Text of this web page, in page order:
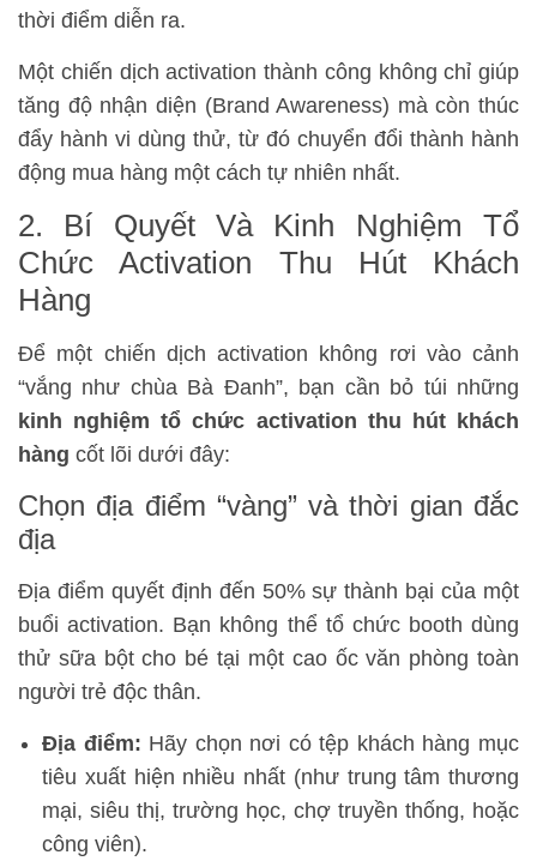
thời điểm diễn ra.
Một chiến dịch activation thành công không chỉ giúp
tăng độ nhận diện (Brand Awareness) mà còn thúc
đẩy hành vi dùng thử, từ đó chuyển đổi thành hành
động mua hàng một cách tự nhiên nhất.
2. Bí Quyết Và Kinh Nghiệm Tổ
Chức Activation Thu Hút Khách
Hàng
Để một chiến dịch activation không rơi vào cảnh
“vắng như chùa Bà Đanh”, bạn cần bỏ túi những
kinh nghiệm tổ chức activation thu hút khách
hàng cốt lõi dưới đây:
Chọn địa điểm “vàng” và thời gian đắc
địa
Địa điểm quyết định đến 50% sự thành bại của một
buổi activation. Bạn không thể tổ chức booth dùng
thử sữa bột cho bé tại một cao ốc văn phòng toàn
người trẻ độc thân.
Địa điểm: Hãy chọn nơi có tệp khách hàng mục
tiêu xuất hiện nhiều nhất (như trung tâm thương
mại, siêu thị, trường học, chợ truyền thống, hoặc
công viên).